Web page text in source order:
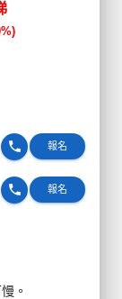
報名
phone
報名
phone
。